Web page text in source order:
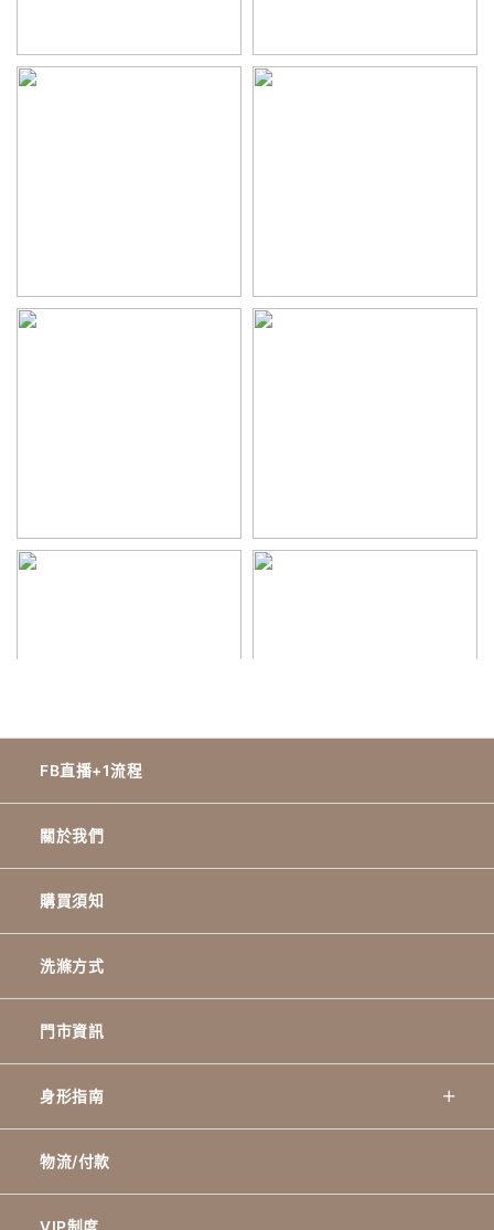
FB直播+1流程
關於我們
購買須知
洗滌方式
門市資訊
身形指南
物流/付款